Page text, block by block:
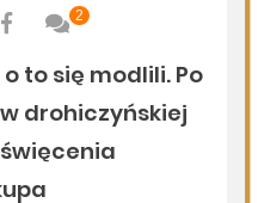
Nowe osoby